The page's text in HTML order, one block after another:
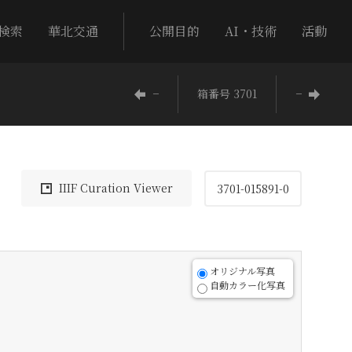
索 華北交通 公開目的 AI・技術 活動
− 箱番号 3701 −
IIIF Curation Viewer 3701-015891-0
オリジナル写真
自動カラー化写真